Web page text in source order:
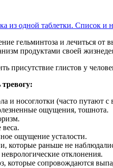
из одной таблетки. Список и
гельминтоза и лечиться
продуктами своей
глистов у
и носоглотки (часто путают
ощущения, тошнота.
ощущение усталости.
которые раньше не
отклонения.
которые сопровождаются